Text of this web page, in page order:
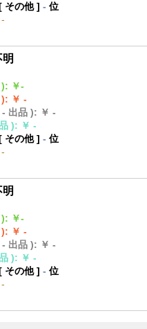
その他]- 位
: ￥-
: ￥ -
- 出品 ): ￥ -
): ￥ -
その他]- 位
: ￥-
: ￥ -
- 出品 ): ￥ -
): ￥ -
その他]- 位